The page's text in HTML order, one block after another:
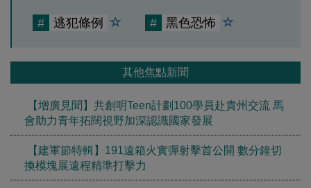
# 逃犯條例 # 黑色恐怖
其他焦點新聞
【增廣見聞】共創明Teen計劃100學員赴貴州交流 馬
會助力青年拓闊視野加深認識國家發展
【建軍節特輯】191遠箱火實彈射擊首公開 數分鐘切
換模塊展遠程精準打擊力